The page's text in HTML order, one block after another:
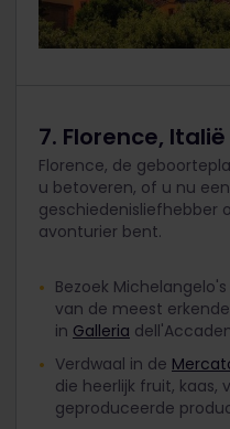
7. Florence, Italië
Florence, de
u betoveren, of u nu
geschiedenisliefhebber
avonturier bent.
Bezoek
van de meest
in Galleria
Verdwaal in de
die heerlijk fruit, kaas,
geproduceerde